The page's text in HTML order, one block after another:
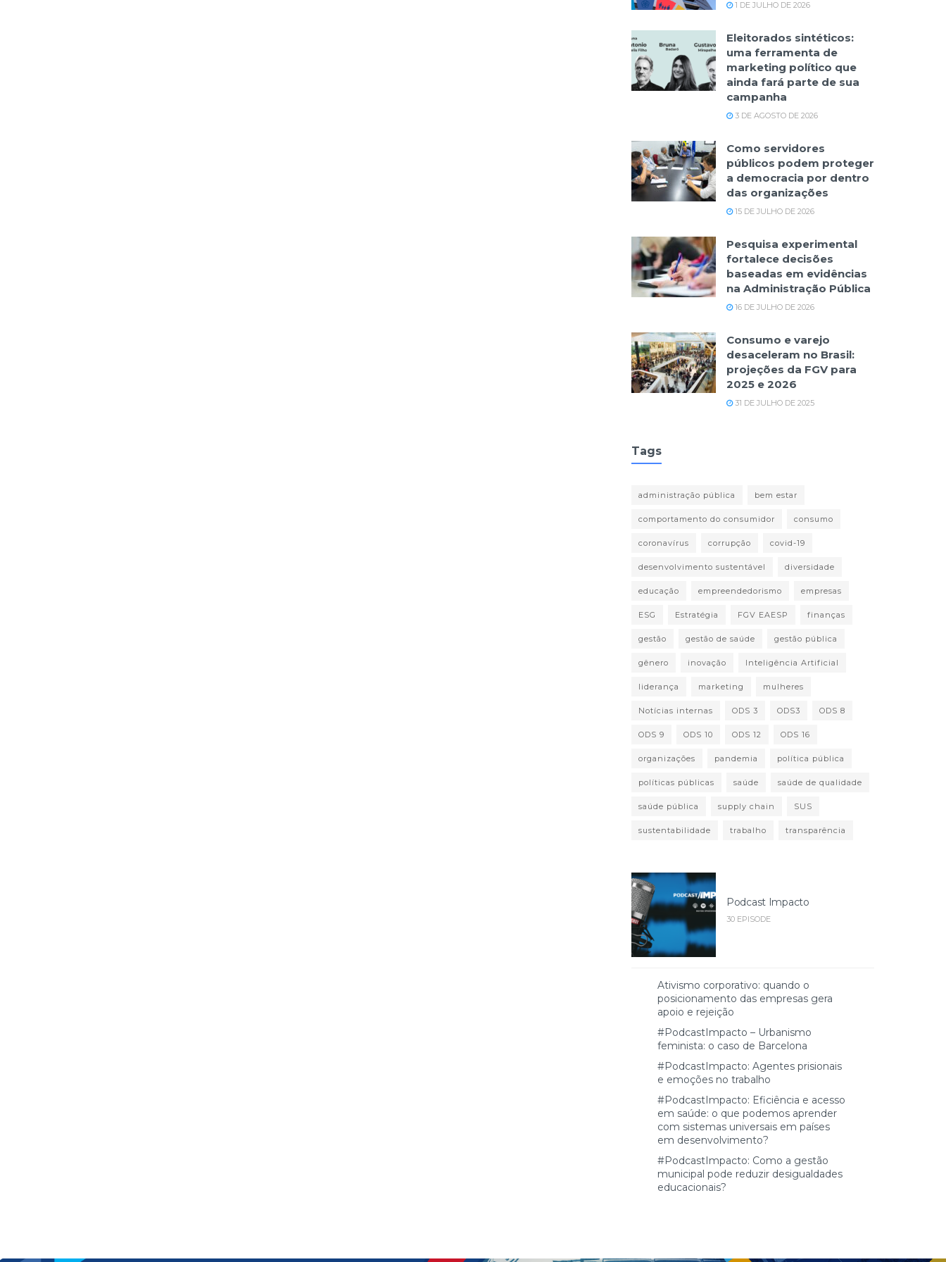
1 DE JULHO DE 2026
Eleitorados sintéticos:
uma ferramenta de
marketing político que
ainda fará parte de sua
campanha
3 DE AGOSTO DE 2026
Como servidores
públicos podem proteger
a democracia por dentro
das organizações
15 DE JULHO DE 2026
Pesquisa experimental
fortalece decisões
baseadas em evidências
na Administração Pública
16 DE JULHO DE 2026
Consumo e varejo
desaceleram no Brasil:
projeções da FGV para
2025 e 2026
31 DE JULHO DE 2025
Tags
administração pública bem estar
comportamento do consumidor consumo
coronavírus corrupção covid-19
desenvolvimento sustentável diversidade
educação empreendedorismo empresas
ESG Estratégia FGV EAESP finanças
gestão gestão de saúde gestão pública
gênero inovação Inteligência Artificial
liderança marketing mulheres
Notícias internas ODS 3 ODS3 ODS 8
ODS 9 ODS 10 ODS 12 ODS 16
organizações pandemia política pública
políticas públicas saúde saúde de qualidade
saúde pública supply chain SUS
sustentabilidade trabalho transparência
Podcast Impacto
30 EPISODE
Ativismo corporativo: quando o
posicionamento das empresas gera
apoio e rejeição
#PodcastImpacto – Urbanismo
feminista: o caso de Barcelona
#PodcastImpacto: Agentes prisionais
e emoções no trabalho
#PodcastImpacto: Eficiência e acesso
em saúde: o que podemos aprender
com sistemas universais em países
em desenvolvimento?
#PodcastImpacto: Como a gestão
municipal pode reduzir desigualdades
educacionais?